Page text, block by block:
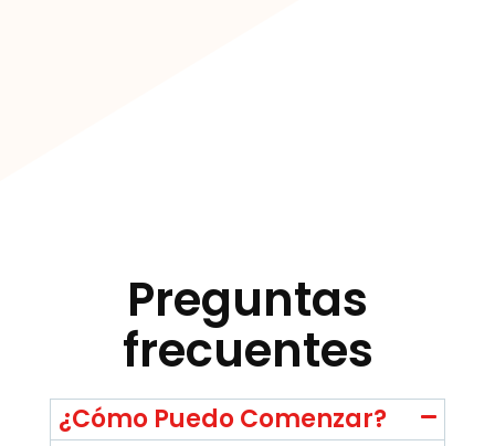
Preguntas
frecuentes
¿Cómo Puedo Comenzar?